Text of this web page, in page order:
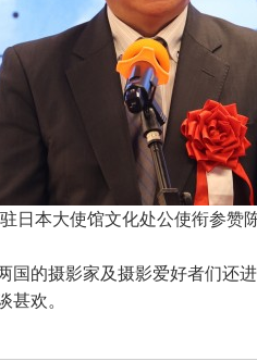
日本大使馆文化处公使衔参赞
国的摄影家及摄影爱好者们还
甚欢。